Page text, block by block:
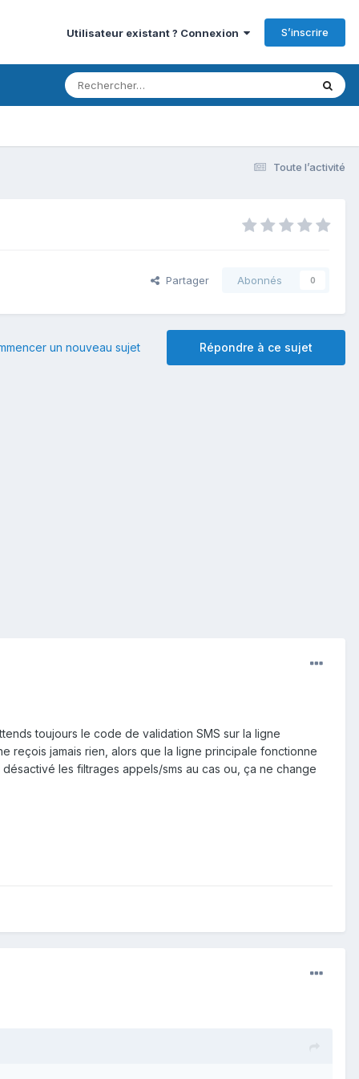
Utilisateur existant ? Connexion S’inscrire
Toute l’activité
Partager Abonnés 0
Répondre à ce sujet
un nouveau sujet
toujours le code de validation SMS sur la ligne
reçois jamais rien, alors que la ligne principale fonctionne
les filtrages appels/sms au cas ou, ça ne change